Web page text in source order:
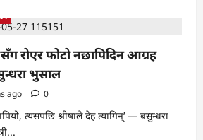
रोएर फोटो नछापिदिन आग्रह
भुसाल
ago 0
त्यसपछि श्रीषाले देह त्यागिन्’ — बसुन्धरा